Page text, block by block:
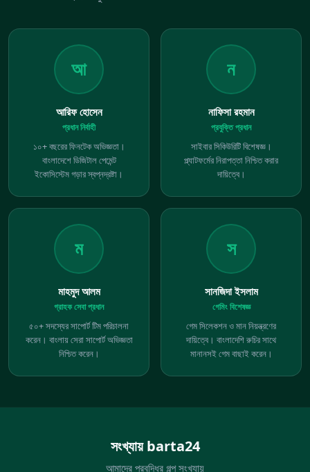
আ
আরিফ হোসেন
প্রধান নির্বাহী
১০+ বছরের ফিনটেক অভিজ্ঞতা।
বাংলাদেশে ডিজিটাল পেমেন্ট
ইকোসিস্টেম গড়ার স্বপ্নদ্রষ্টা।
ন
নাফিসা রহমান
প্রযুক্তি প্রধান
সাইবার সিকিউরিটি বিশেষজ্ঞ।
প্ল্যাটফর্মের নিরাপত্তা নিশ্চিত করার
দায়িত্বে।
ম
মাহমুদ আলম
গ্রাহক সেবা প্রধান
৫০+ সদস্যের সাপোর্ট টিম পরিচালনা
করেন। বাংলায় সেরা সাপোর্ট অভিজ্ঞতা
নিশ্চিত করেন।
স
সানজিদা ইসলাম
গেমিং বিশেষজ্ঞ
গেম সিলেকশন ও মান নিয়ন্ত্রণের
দায়িত্বে। বাংলাদেশি রুচির সাথে
মানানসই গেম বাছাই করেন।
সংখ্যায় barta24
আমাদের প্রবৃদ্ধির গল্প সংখ্যায়